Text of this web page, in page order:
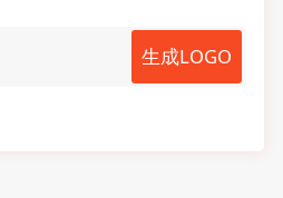
生成LOGO